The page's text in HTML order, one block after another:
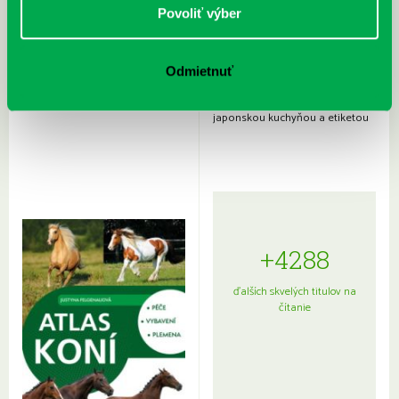
Povoliť výber
Odmietnuť
japonskou kuchyňou a etiketou
+4288
ďalších skvelých titulov na
čítanie